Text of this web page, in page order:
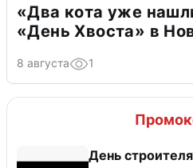
«Два кота уже
«День Хвоста» в
8 августа 1
День